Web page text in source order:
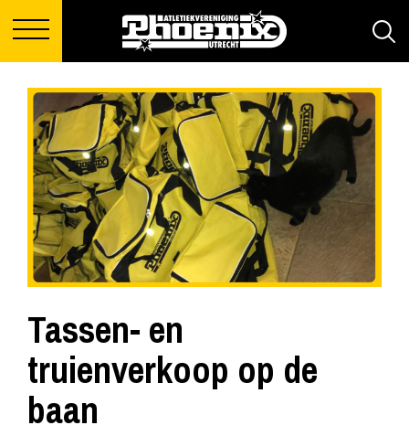
Tassen- en
truienverkoop op de
baan